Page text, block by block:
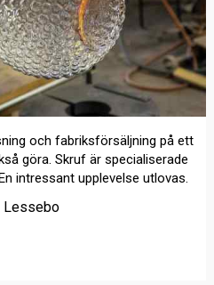
och fabriksförsäljning på ett
göra. Skruf är specialiserade
intressant upplevelse utlovas.
Lessebo